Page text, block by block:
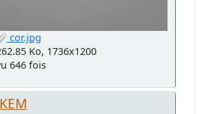
cor.jpg
Ko, 1736x1200
646 fois